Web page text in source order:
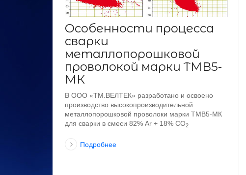
Особенности процесса
сварки
металлопорошковой
проволокой марки ТМВ5-
МК
В ООО «ТМ.ВЕЛТЕК» разработано и освоено
производство высокопроизводительной
металлопорошковой проволоки марки ТМВ5-МК
для сварки в смеси 82% Ar + 18% CO2
Подробнее